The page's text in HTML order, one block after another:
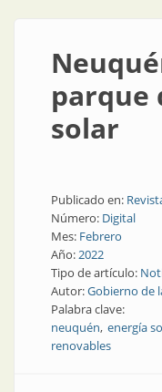
parque
solar
Publicado en:
Número: Digital
Mes: Febrero
Año:2022
Tipo de artículo:
Autor:Gobierno de
Palabra clave:
neuquén energía
renovables